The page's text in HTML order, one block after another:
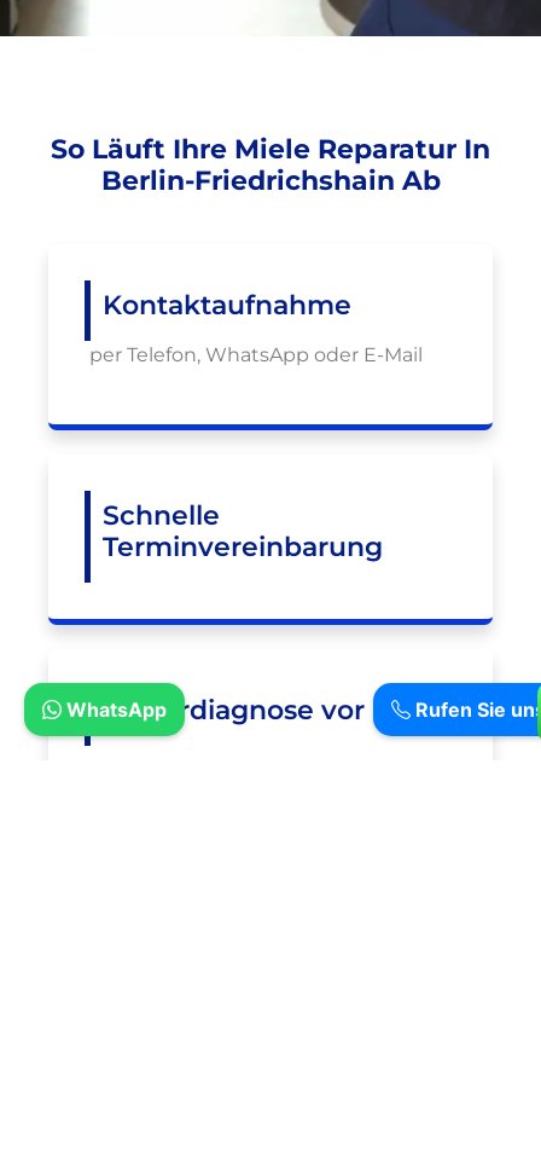
So Läuft Ihre Miele Reparatur In
Berlin-Friedrichshain Ab
Kontaktaufnahme
per Telefon, WhatsApp oder E-Mail
Schnelle
Terminvereinbarung
Fehlerdiagnose vor Ort Rufen Sie
WhatsApp